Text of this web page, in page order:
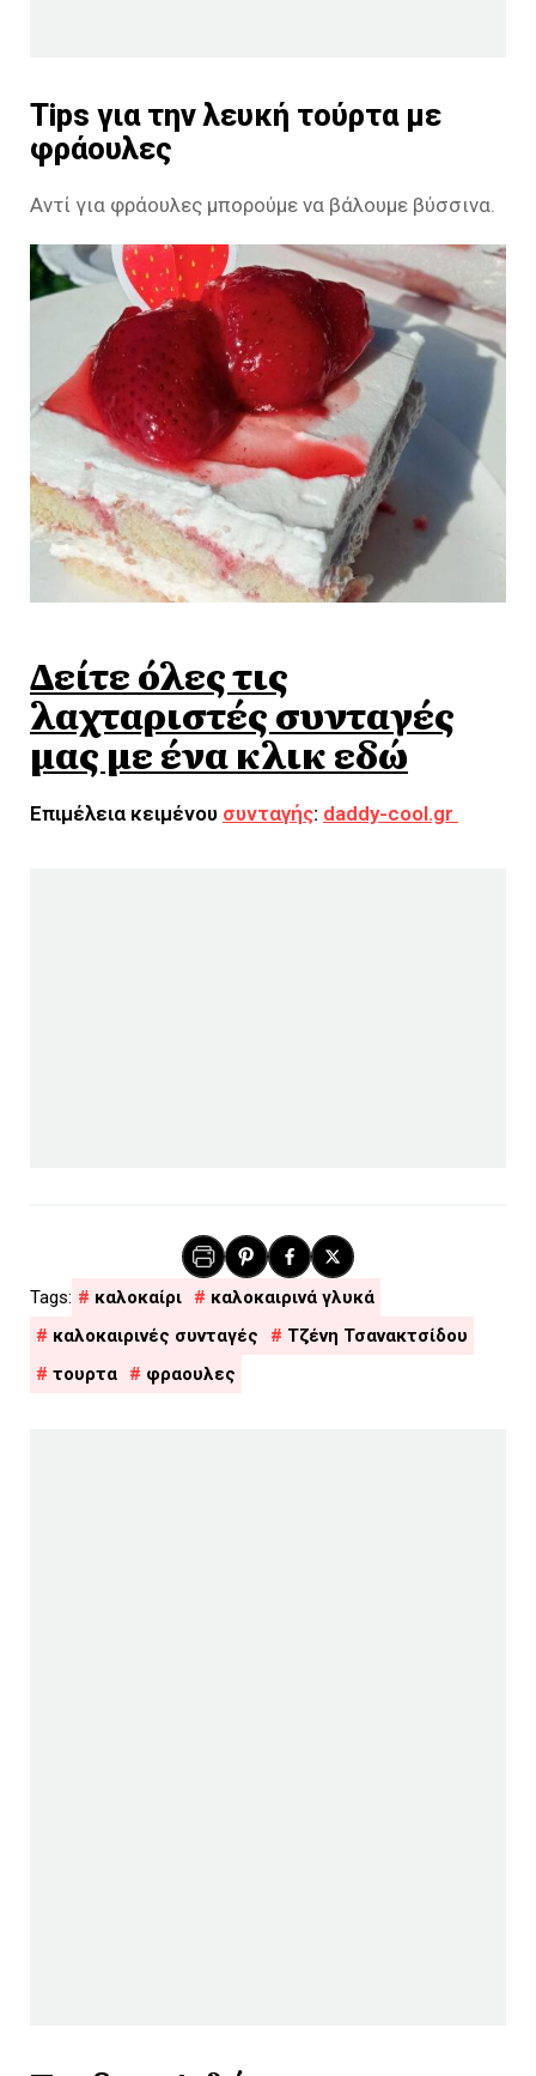
Tips για την λευκή τούρτα με
φράουλες
Αντί για φράουλες μπορούμε να βάλουμε βύσσινα.
Δείτε όλες τις
λαχταριστές συνταγές
μας με ένα κλικ εδώ
Επιμέλεια κειμένου συνταγής: daddy-cool.gr
καλοκαίρι
καλοκαιρινά γλυκά
καλοκαιρινές συνταγές
Τζένη Τσανακτσίδου
τουρτα
φραουλες